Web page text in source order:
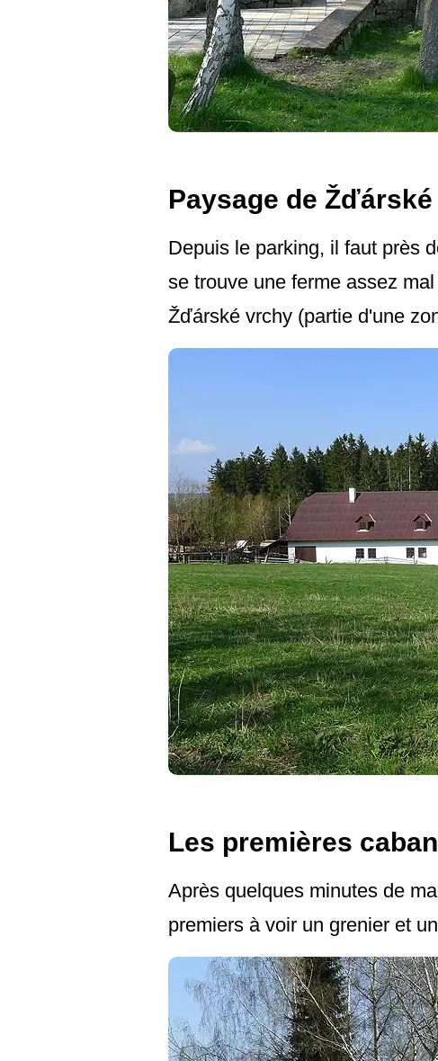
Paysage de
Depuis le parking, il faut près
se trouve une ferme assez
Žďárské vrchy (partie d'une
Les premières
Après quelques minutes de
premiers à voir un grenier et